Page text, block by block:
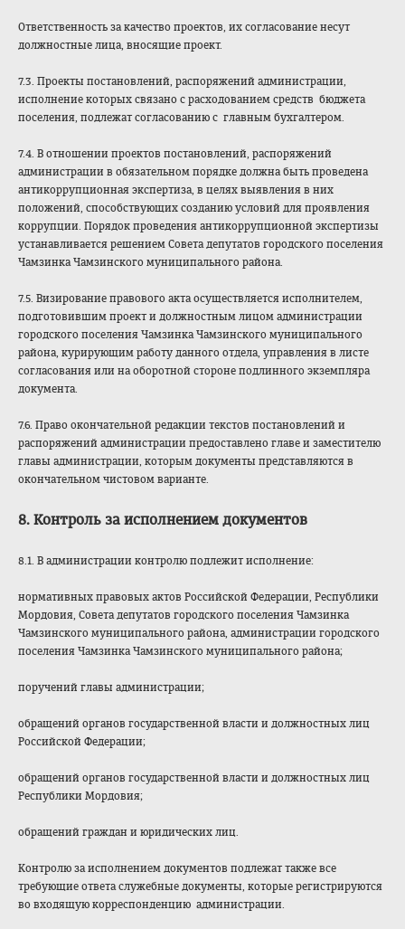
Ответственность за качество проектов, их согласование несут
должностные лица, вносящие проект.
7.3. Проекты постановлений, распоряжений администрации,
исполнение которых связано с расходованием средств бюджета
поселения, подлежат согласованию с главным бухгалтером.
7.4. В отношении проектов постановлений, распоряжений
администрации в обязательном порядке должна быть проведена
антикоррупционная экспертиза, в целях выявления в них
положений, способствующих созданию условий для проявления
коррупции. Порядок проведения антикоррупционной экспертизы
устанавливается решением Совета депутатов городского поселения
Чамзинка Чамзинского муниципального района.
7.5. Визирование правового акта осуществляется исполнителем,
подготовившим проект и должностным лицом администрации
городского поселения Чамзинка Чамзинского муниципального
района, курирующим работу данного отдела, управления в листе
согласования или на оборотной стороне подлинного экземпляра
документа.
7.6. Право окончательной редакции текстов постановлений и
распоряжений администрации предоставлено главе и заместителю
главы администрации, которым документы представляются в
окончательном чистовом варианте.
8. Контроль за исполнением документов
8.1. В администрации контролю подлежит исполнение:
нормативных правовых актов Российской Федерации, Республики
Мордовия, Совета депутатов городского поселения Чамзинка
Чамзинского муниципального района, администрации городского
поселения Чамзинка Чамзинского муниципального района;
поручений главы администрации;
обращений органов государственной власти и должностных лиц
Российской Федерации;
обращений органов государственной власти и должностных лиц
Республики Мордовия;
обращений граждан и юридических лиц.
Контролю за исполнением документов подлежат также все
требующие ответа служебные документы, которые регистрируются
во входящую корреспонденцию администрации.